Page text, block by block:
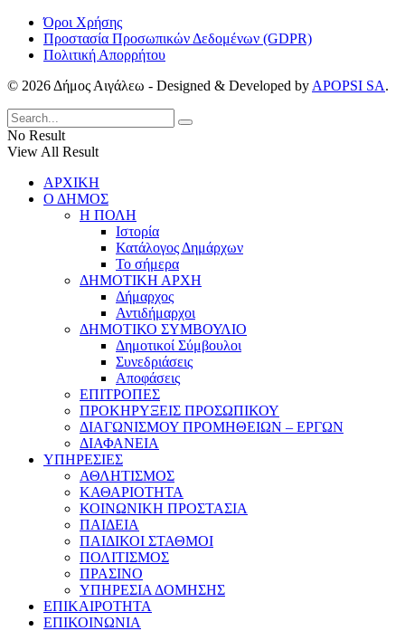
Όροι Χρήσης
Προστασία Προσωπικών Δεδομένων (GDPR)
Πολιτική Απορρήτου
© 2026 Δήμος Αιγάλεω - Designed & Developed by APOPSI SA.
No Result
View All Result
ΑΡΧΙΚΗ
Ο ΔΗΜΟΣ
Η ΠΟΛΗ
Ιστορία
Κατάλογος Δημάρχων
Το σήμερα
ΔΗΜΟΤΙΚΗ ΑΡΧΗ
Δήμαρχος
Αντιδήμαρχοι
ΔΗΜΟΤΙΚΟ ΣΥΜΒΟΥΛΙΟ
Δημοτικοί Σύμβουλοι
Συνεδριάσεις
Αποφάσεις
ΕΠΙΤΡΟΠΕΣ
ΠΡΟΚΗΡΥΞΕΙΣ ΠΡΟΣΩΠΙΚΟΥ
ΔΙΑΓΩΝΙΣΜΟΥ ΠΡΟΜΗΘΕΙΩΝ – ΕΡΓΩΝ
ΔΙΑΦΑΝΕΙΑ
ΥΠΗΡΕΣΙΕΣ
ΑΘΛΗΤΙΣΜΟΣ
ΚΑΘΑΡΙΟΤΗΤΑ
ΚΟΙΝΩΝΙΚΗ ΠΡΟΣΤΑΣΙΑ
ΠΑΙΔΕΙΑ
ΠΑΙΔΙΚΟΙ ΣΤΑΘΜΟΙ
ΠΟΛΙΤΙΣΜΟΣ
ΠΡΑΣΙΝΟ
ΥΠΗΡΕΣΙΑ ΔΟΜΗΣΗΣ
ΕΠΙΚΑΙΡΟΤΗΤΑ
ΕΠΙΚΟΙΝΩΝΙΑ